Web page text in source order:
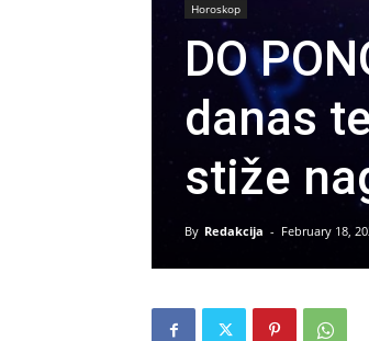
Horoskop
DO
danas
stiže
By Redakcija - February 18,